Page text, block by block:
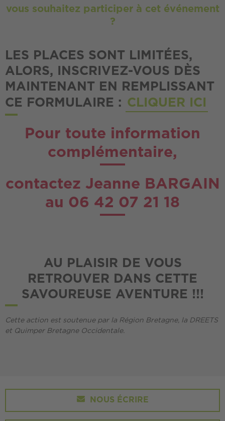
vous souhaitez participer à cet événement
?
LES PLACES SONT LIMITÉES,
ALORS, INSCRIVEZ-VOUS DÈS
MAINTENANT EN REMPLISSANT
CE FORMULAIRE : CLIQUER ICI
Pour toute information
complémentaire,
contactez Jeanne BARGAIN
au 06 42 07 21 18
AU PLAISIR DE VOUS
RETROUVER DANS CETTE
SAVOUREUSE AVENTURE !!!
Cette action est soutenue par la Région Bretagne, la DREETS
et Quimper Bretagne Occidentale.
NOUS ÉCRIRE